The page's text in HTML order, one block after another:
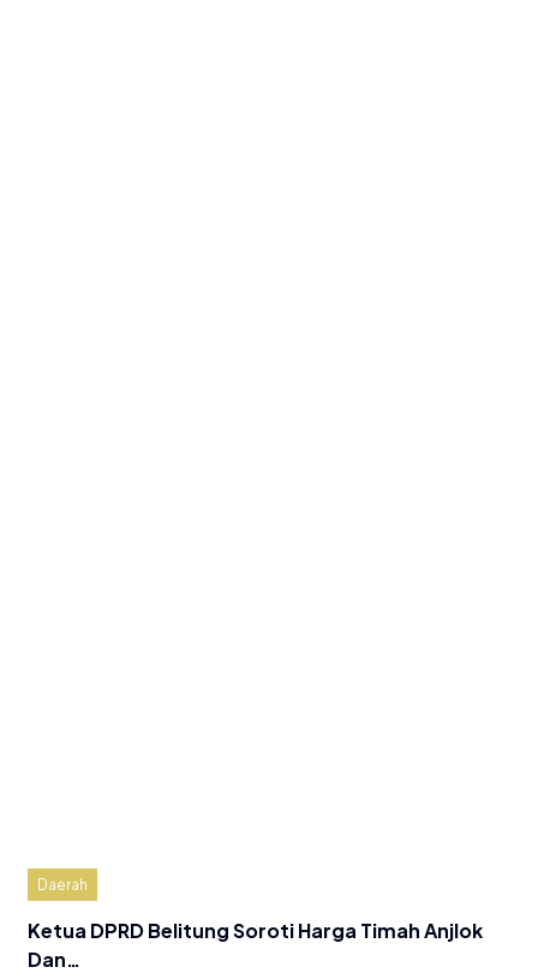
Daerah
Ketua DPRD Belitung Soroti Harga Timah Anjlok
Dan…